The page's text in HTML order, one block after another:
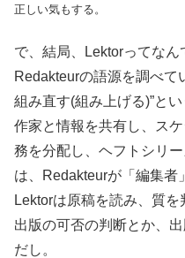
正しい気もする。
で、結局、Lektorってな
Redakteurの語源を調べて
組み直す(組み上げる)”と
作家と情報を共有し、ス
務を分配し、ヘフトシリ
は、Redakteurが「編集者
Lektorは原稿を読み、質を
出版の可否の判断とか、
だし。